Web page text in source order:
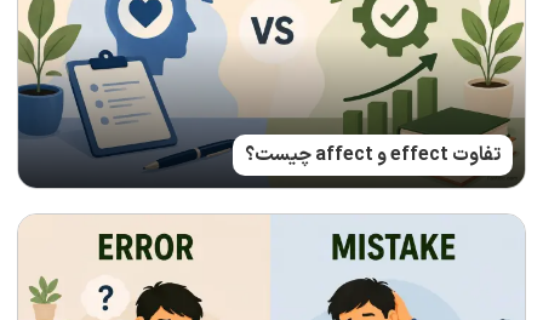
تفاوت effect و affect چیست؟